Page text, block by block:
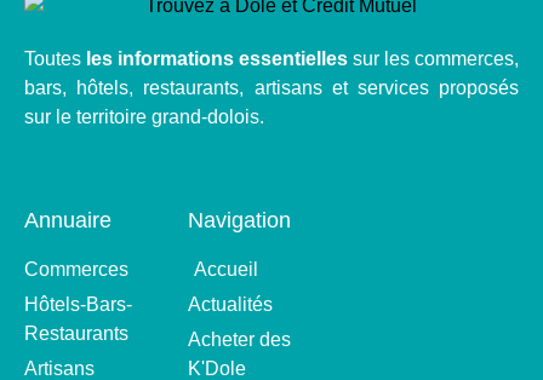
Toutes les informations essentielles sur les commerces,
bars, hôtels, restaurants, artisans et services proposés
sur le territoire grand-dolois.
Annuaire
Commerces
Hôtels-Bars-
Restaurants
Artisans
Navigation
Accueil
Actualités
Acheter des
K'Dole